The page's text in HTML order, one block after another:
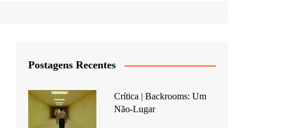
Postagens Recentes
Crítica | Backrooms: Um
Não-Lugar